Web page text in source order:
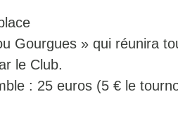
Gourgues » qui réunira
le Club.
: 25 euros (5 € le